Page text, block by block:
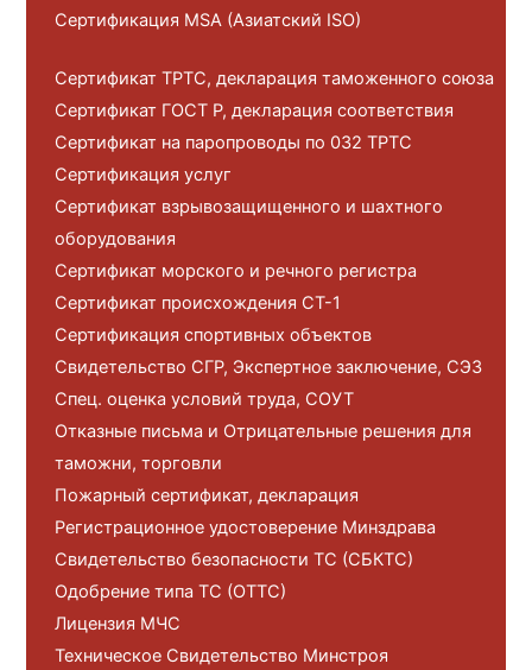
Сертификация MSA (Азиатский ISO)
Сертификат ТРТС, декларация таможенного союза
Сертификат ГОСТ Р, декларация соответствия
Сертификат на паропроводы по 032 ТРТС
Сертификация услуг
Сертификат взрывозащищенного и шахтного
оборудования
Сертификат морского и речного регистра
Сертификат происхождения СТ-1
Сертификация спортивных объектов
Свидетельство СГР, Экспертное заключение, СЭЗ
Спец. оценка условий труда, СОУТ
Отказные письма и Отрицательные решения для
таможни, торговли
Пожарный сертификат, декларация
Регистрационное удостоверение Минздрава
Свидетельство безопасности ТС (СБКТС)
Одобрение типа ТС (ОТТС)
Лицензия МЧС
Техническое Свидетельство Минстроя